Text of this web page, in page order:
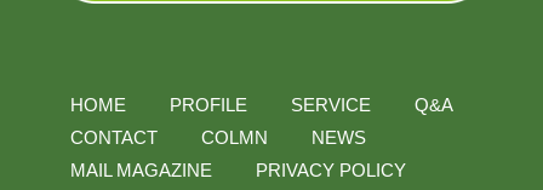
HOME PROFILE SERVICE
Q&A
CONTACT
COLMN
NEWS
MAIL MAGAZINE
PRIVACY POLICY